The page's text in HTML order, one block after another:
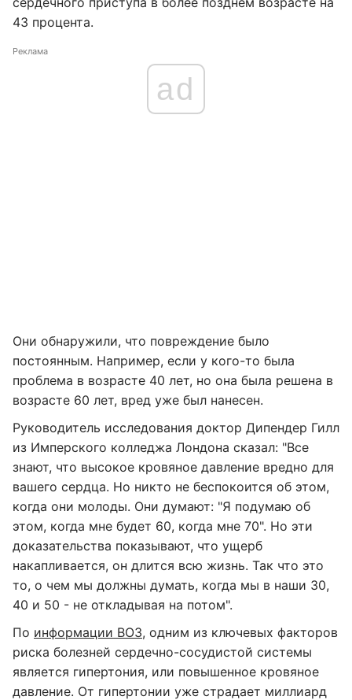
43 процента.
Реклама
ad
Они обнаружили, что повреждение было
постоянным. Например, если у кого-то была
проблема в возрасте 40 лет, но она была решена в
возрасте 60 лет, вред уже был нанесен.
Руководитель исследования доктор Дипендер Гилл
из Имперского колледжа Лондона сказал: "Все
знают, что высокое кровяное давление вредно для
вашего сердца. Но никто не беспокоится об этом,
когда они молоды. Они думают: "Я подумаю об
этом, когда мне будет 60, когда мне 70". Но эти
доказательства показывают, что ущерб
накапливается, он длится всю жизнь. Так что это
то, о чем мы должны думать, когда мы в наши 30,
40 и 50 - не откладывая на потом".
По информации ВОЗ, одним из ключевых факторов
риска болезней сердечно-сосудистой системы
является гипертония, или повышенное кровяное
давление. От гипертонии уже страдает миллиард